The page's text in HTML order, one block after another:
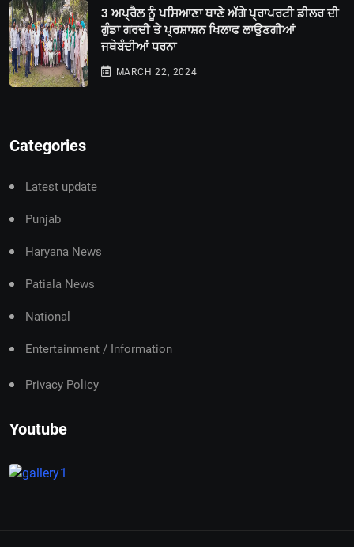
3 ਅਪ੍ਰੈਲ ਨੂੰ ਪਸਿਆਣਾ ਥਾਣੇ ਅੱਗੇ ਪ੍ਰਾਪਰਟੀ ਡੀਲਰ ਦੀ
ਗੁੰਡਾ ਗਰਦੀ ਤੇ ਪ੍ਰਸ਼ਾਸ਼ਨ ਖਿਲਾਫ ਲਾਉਣਗੀਆਂ
ਜਥੇਬੰਦੀਆਂ ਧਰਨਾ
MARCH 22, 2024
Categories
Latest update
Punjab
Haryana News
Patiala News
National
Entertainment / Information
Privacy Policy
Youtube